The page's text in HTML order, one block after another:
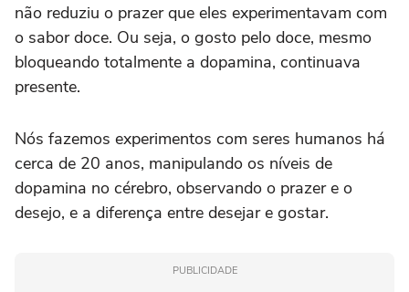
não reduziu o prazer que eles experimentavam com
o sabor doce. Ou seja, o gosto pelo doce, mesmo
bloqueando totalmente a dopamina, continuava
presente.
Nós fazemos experimentos com seres humanos há
cerca de 20 anos, manipulando os níveis de
dopamina no cérebro, observando o prazer e o
desejo, e a diferença entre desejar e gostar.
PUBLICIDADE